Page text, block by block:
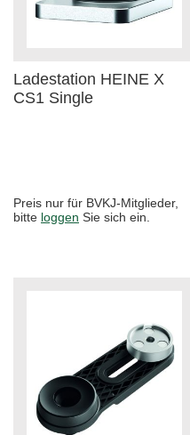
Ladestation HEINE X
CS1 Single
Preis nur für BVKJ-Mitglieder,
bitte loggen Sie sich ein.